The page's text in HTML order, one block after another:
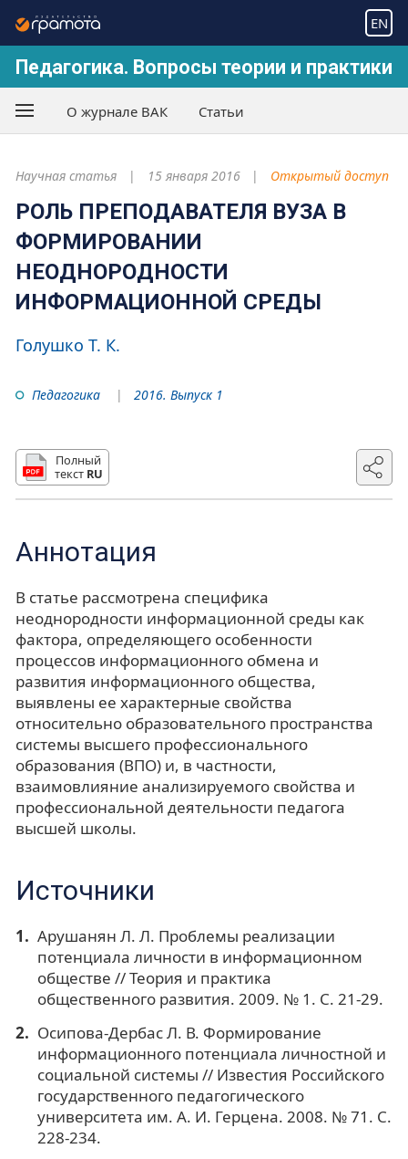
EN
Педагогика. Вопросы теории и практики
О журнале ВАК Статьи
Научная статья 15 января 2016 Открытый доступ
РОЛЬ ПРЕПОДАВАТЕЛЯ ВУЗА В
ФОРМИРОВАНИИ
НЕОДНОРОДНОСТИ
ИНФОРМАЦИОННОЙ СРЕДЫ
Голушко Т. К.
Педагогика 2016. Выпуск 1
Полный
текст RU
Аннотация
В статье рассмотрена специфика
неоднородности информационной среды как
фактора, определяющего особенности
процессов информационного обмена и
развития информационного общества,
выявлены ее характерные свойства
относительно образовательного пространства
системы высшего профессионального
образования (ВПО) и, в частности,
взаимовлияние анализируемого свойства и
профессиональной деятельности педагога
высшей школы.
Источники
Арушанян Л. Л. Проблемы реализации
потенциала личности в информационном
обществе // Теория и практика
общественного развития. 2009. № 1. С. 21-29.
Осипова-Дербас Л. В. Формирование
информационного потенциала личностной и
социальной системы // Известия Российского
государственного педагогического
университета им. А. И. Герцена. 2008. № 71. С.
228-234.